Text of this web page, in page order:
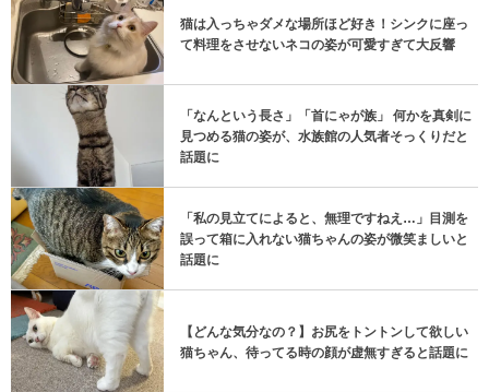
猫は入っちゃダメな場所ほど好き！シンクに座っ
て料理をさせないネコの姿が可愛すぎて大反響
「なんという長さ」「首にゃが族」 何かを真剣に
見つめる猫の姿が、水族館の人気者そっくりだと
話題に
「私の見立てによると、無理ですねえ…」目測を
誤って箱に入れない猫ちゃんの姿が微笑ましいと
話題に
【どんな気分なの？】お尻をトントンして欲しい
猫ちゃん、待ってる時の顔が虚無すぎると話題に